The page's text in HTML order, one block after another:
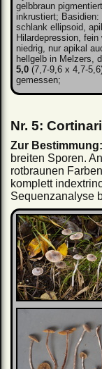
gelbbraun
inkrustiert;
schlank ellipsoid,
Hilardepression,
niedrig, nur apikal
hellgelb in Melzers,
5,0(7,7-9,6 x 4,7-
gemessen;
Nr. 5:
Zur Bestimmung:
breiten Sporen.
rotbraunen
komplett
Sequenzanalyse